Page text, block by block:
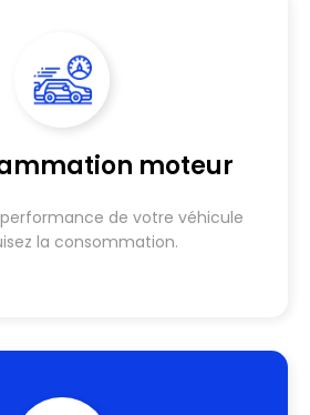
moteur
de votre véhicule
la consommation.